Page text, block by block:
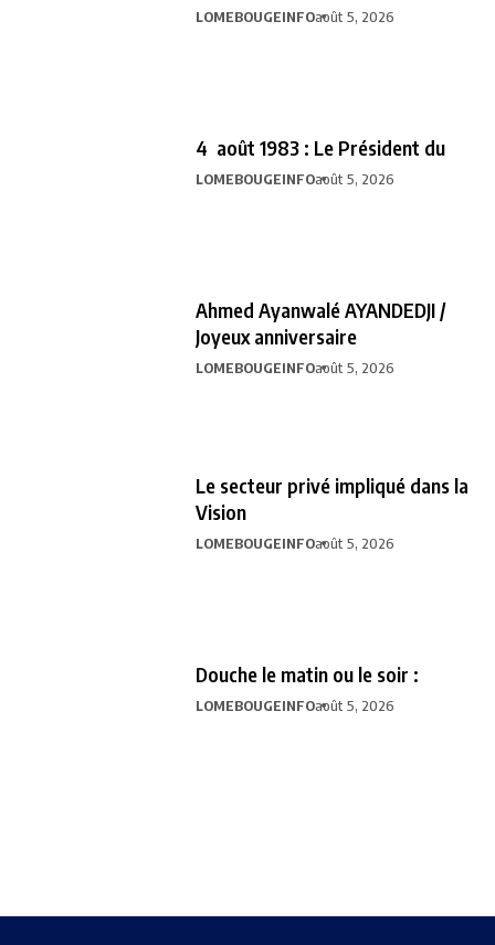
LOMEBOUGEINFOaoût 5, 2026
4 août 1983 : Le Président du
LOMEBOUGEINFOaoût 5, 2026
Ahmed Ayanwalé AYANDEDJI /
Joyeux anniversaire
LOMEBOUGEINFOaoût 5, 2026
Le secteur privé impliqué dans la
Vision
LOMEBOUGEINFOaoût 5, 2026
Douche le matin ou le soir :
LOMEBOUGEINFOaoût 5, 2026